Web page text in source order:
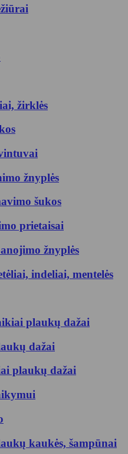
žirklės
žnyplės
šukos
prietaisai
žnyplės
indeliai, mentelės
plaukų dažai
dažai
plaukų dažai
kaukės, šampūnai